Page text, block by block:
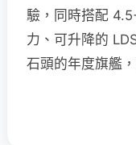
驗，同時搭配
力、可升降的
石頭的年度旗艦